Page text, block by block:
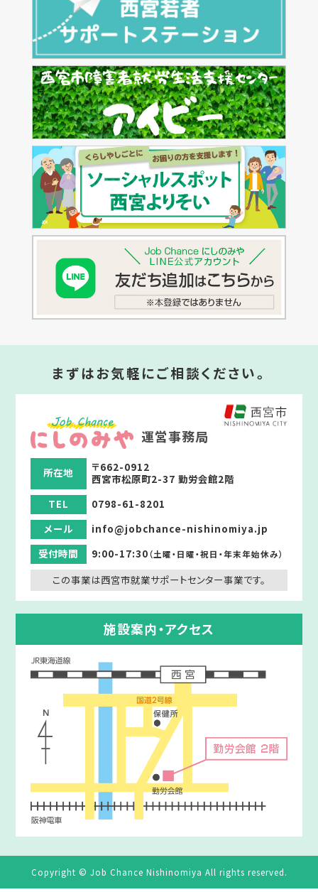
まずはお気軽にご相談ください。
運営事務局
所在地
〒662-0912
西宮市松原町2-37 勤労会館2階
TEL
0798-61-8201
メール
info@jobchance-nishinomiya.jp
受付時間
9:00-17:30（土曜・日曜・祝日・年末年始休み）
この事業は西宮市就業サポートセンター事業です。
施設案内・アクセス
Copyright © Job Chance Nishinomiya All rights reserved.